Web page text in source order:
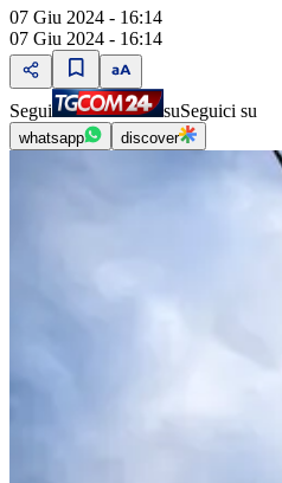
07 Giu 2024 - 16:14
07 Giu 2024 - 16:14
Segui suSeguici su
whatsapp discover